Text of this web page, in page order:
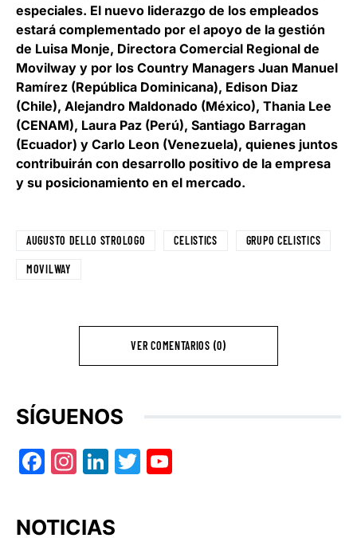
especiales. El nuevo liderazgo de los empleados
estará complementado por el apoyo de la gestión
de Luisa Monje, Directora Comercial Regional de
Movilway y por los Country Managers Juan Manuel
Ramírez (República Dominicana), Edison Diaz
(Chile), Alejandro Maldonado (México), Thania Lee
(CENAM), Laura Paz (Perú), Santiago Barragan
(Ecuador) y Carlo Leon (Venezuela), quienes juntos
contribuirán con desarrollo positivo de la empresa
y su posicionamiento en el mercado.
AUGUSTO DELLO STROLOGO CELISTICS GRUPO CELISTICS
MOVILWAY
VER COMENTARIOS (0)
SÍGUENOS
Facebook
Instagram
LinkedIn
Twitter
NOTICIAS